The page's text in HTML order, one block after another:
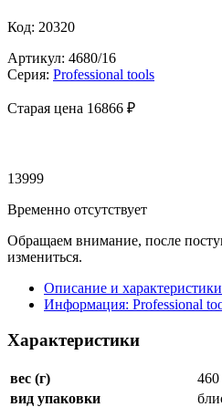
Код: 20320
Артикул: 4680/16
Серия: Professional tools
Старая цена 16866 ₽
13999
Временно отсутствует
Обращаем внимание, после
измениться.
Описание и характеристики
Информация: Professional
Характеристики
вес (г)
460
вид упаковки